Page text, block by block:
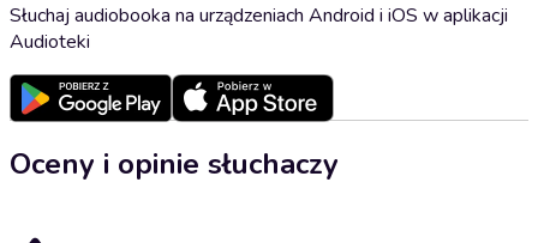
Słuchaj audiobooka na urządzeniach Android i iOS w aplikacji
Audioteki
Oceny i opinie słuchaczy